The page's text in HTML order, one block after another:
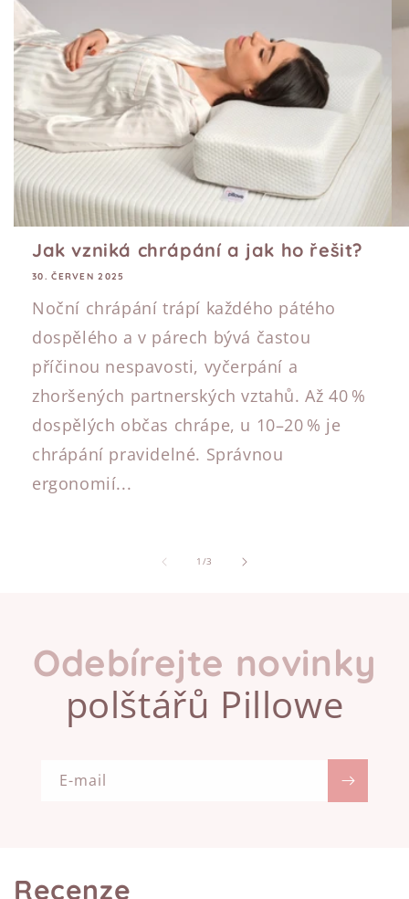
Jak vzniká chrápání a jak ho řešit?
30. ČERVEN 2025
Noční chrápání trápí každého pátého
dospělého a v párech bývá častou
příčinou nespavosti, vyčerpání a
zhoršených partnerských vztahů. Až 40 %
dospělých občas chrápe, u 10–20 % je
chrápání pravidelné. Správnou
ergonomií...
1 /z3
Odebírejte novinky
polštářů Pillowe
E-mail
Recenze